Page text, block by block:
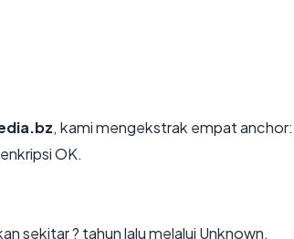
, kami mengekstrak empat
OK.
sekitar ? tahun lalu melalui Unknown.